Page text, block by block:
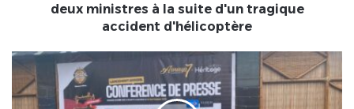
à
la
suite
deux ministres à la suite d'un tragique
accident d'hélicoptère
L'ancement
officiel
des